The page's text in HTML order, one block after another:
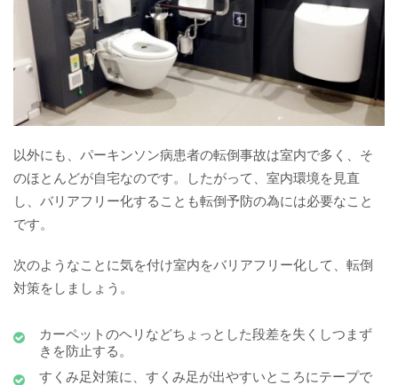
以外にも、パーキンソン病患者の転倒事故は室内で多く、そ
のほとんどが自宅なのです。したがって、室内環境を見直
し、バリアフリー化することも転倒予防の為には必要なこと
です。
次のようなことに気を付け室内をバリアフリー化して、転倒
対策をしましょう。
カーペットのヘリなどちょっとした段差を失くしつまず
きを防止する。
すくみ足対策に、すくみ足が出やすいところにテープで